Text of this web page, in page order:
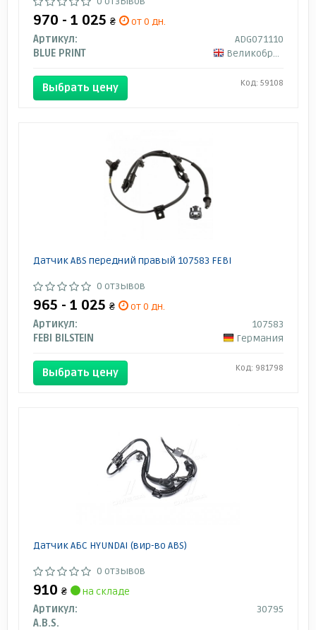
970 - 1 025 ₴
от 0 дн.
Артикул:
ADG071110
BLUE PRINT
Великобритания
Выбрать цену Код: 59108
Датчик ABS передний правый 107583 FEBI
0 отзывов
965 - 1 025 ₴
от 0 дн.
Артикул:
107583
FEBI BILSTEIN
Германия
Выбрать цену Код: 981798
Датчик АБС HYUNDAI (вир-во ABS)
0 отзывов
910 ₴
на складе
Артикул:
30795
A.B.S.